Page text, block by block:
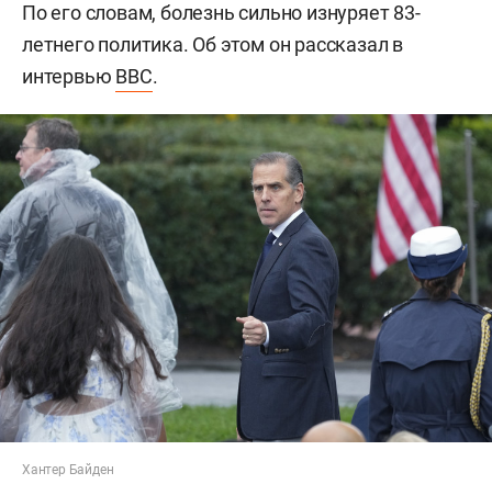
По его словам, болезнь сильно изнуряет 83-
летнего политика. Об этом он рассказал в
интервью BBC.
Хантер Байден